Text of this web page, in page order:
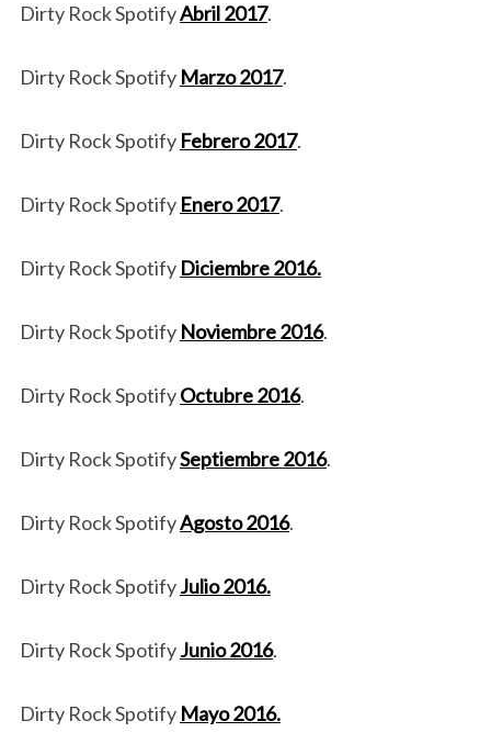
Dirty Rock SpotifyAbril 2017.
Dirty Rock Spotify Marzo 2017.
Dirty Rock Spotify Febrero 2017.
Dirty Rock Spotify Enero 2017.
Dirty Rock Spotify Diciembre 2016.
Dirty Rock Spotify Noviembre 2016.
Dirty Rock SpotifyOctubre 2016.
Dirty Rock SpotifySeptiembre 2016.
Dirty Rock SpotifyAgosto 2016.
Dirty Rock SpotifyJulio 2016.
Dirty Rock SpotifyJunio 2016.
Dirty Rock Spotify Mayo 2016.